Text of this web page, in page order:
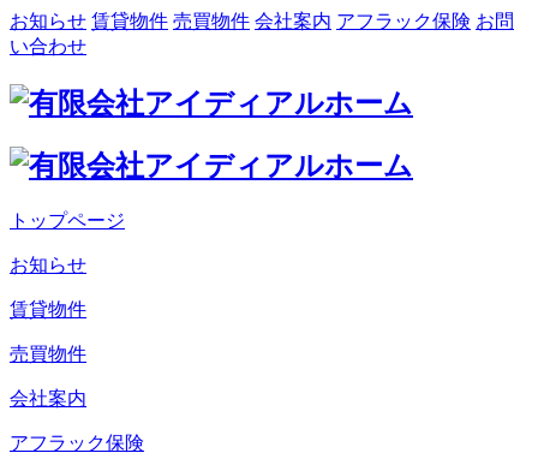
お知らせ 賃貸物件 売買物件 会社案内 アフラック保険 お問
い合わせ
トップページ
お知らせ
賃貸物件
売買物件
会社案内
アフラック保険